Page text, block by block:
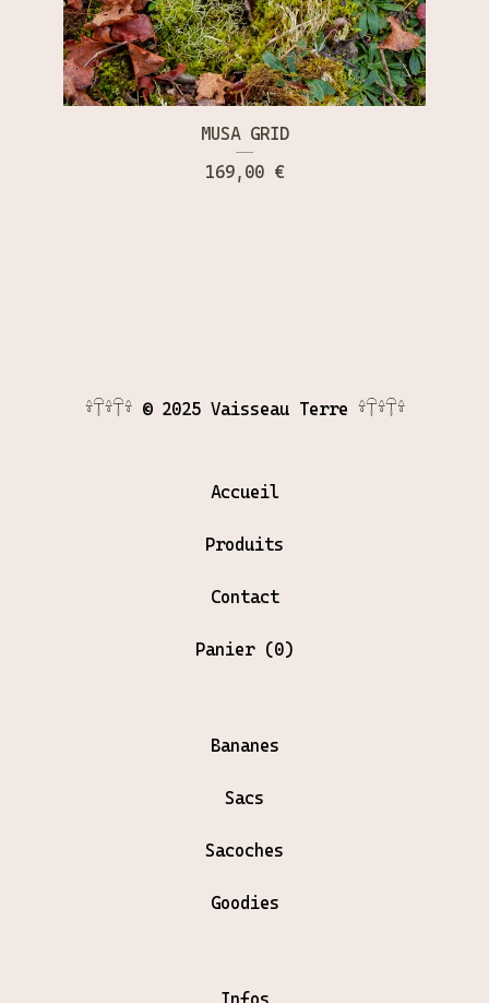
MUSA GRID
169,00 €
𓍊𓋼𓍊𓋼𓍊 © 2025 Vaisseau Terre 𓍊𓋼𓍊𓋼𓍊
Accueil
Produits
Contact
Panier (0)
Bananes
Sacs
Sacoches
Goodies